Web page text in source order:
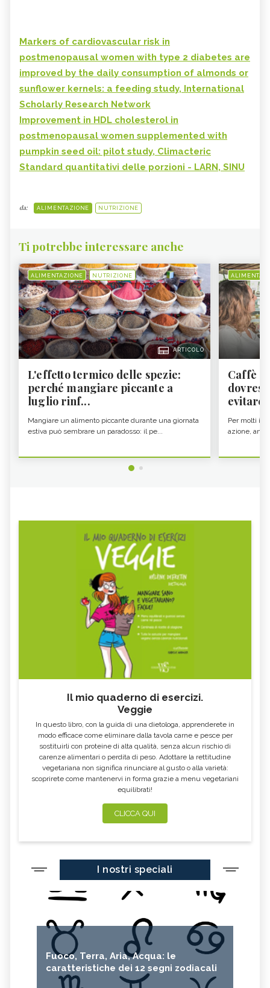
Markers of cardiovascular risk in
postmenopausal women with type 2 diabetes are
improved by the daily consumption of almonds or
sunflower kernels: a feeding study, International
Scholarly Research Network
Improvement in HDL cholesterol in
postmenopausal women supplemented with
pumpkin seed oil: pilot study, Climacteric
Standard quantitativi delle porzioni - LARN, SINU
da: ALIMENTAZIONE NUTRIZIONE
Ti potrebbe interessare anche
ALIMENTAZIONE NUTRIZIONE
ARTICOLO
L'effetto termico delle spezie:
perché mangiare piccante a
luglio rinf...
Mangiare un alimento piccante durante una giornata
estiva può sembrare un paradosso: il pe...
Caffè
evitare
Per molti il
azione,
Il mio quaderno di esercizi.
Veggie
In questo libro, con la guida di una dietologa, apprenderete in
modo efficace come eliminare dalla tavola carne e pesce per
sostituirli con proteine di alta qualità, senza alcun rischio di
carenze alimentari o perdita di peso. Adottare la rettitudine
vegetariana non significa rinunciare al gusto o alla varietà:
scoprirete come mantenervi in forma grazie a menu vegetariani
equilibrati!
CLICCA QUI
I nostri speciali
Fuoco, Terra, Aria, Acqua: le
caratteristiche dei 12 segni zodiacali